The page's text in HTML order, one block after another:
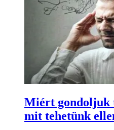
Miért gondoljuk
mit tehetünk